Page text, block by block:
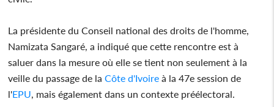
La présidente du Conseil national des droits de l'homme,
Namizata Sangaré, a indiqué que cette rencontre est à
saluer dans la mesure où elle se tient non seulement à la
veille du passage de laCôte d'Ivoire à la 47e session de
l'EPU , mais également dans un contexte préélectoral.